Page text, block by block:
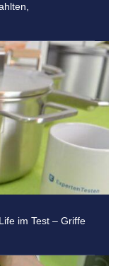
im Test – Griffe